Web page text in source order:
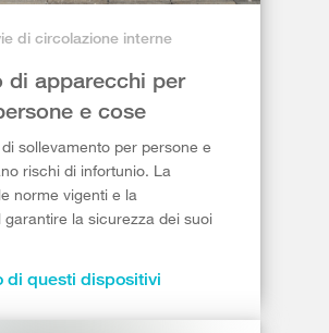
di circolazione interne
di apparecchi per
e cose
sollevamento per persone e
rischi di infortunio. La
norme vigenti e la
garantire la sicurezza dei suoi
di questi dispositivi